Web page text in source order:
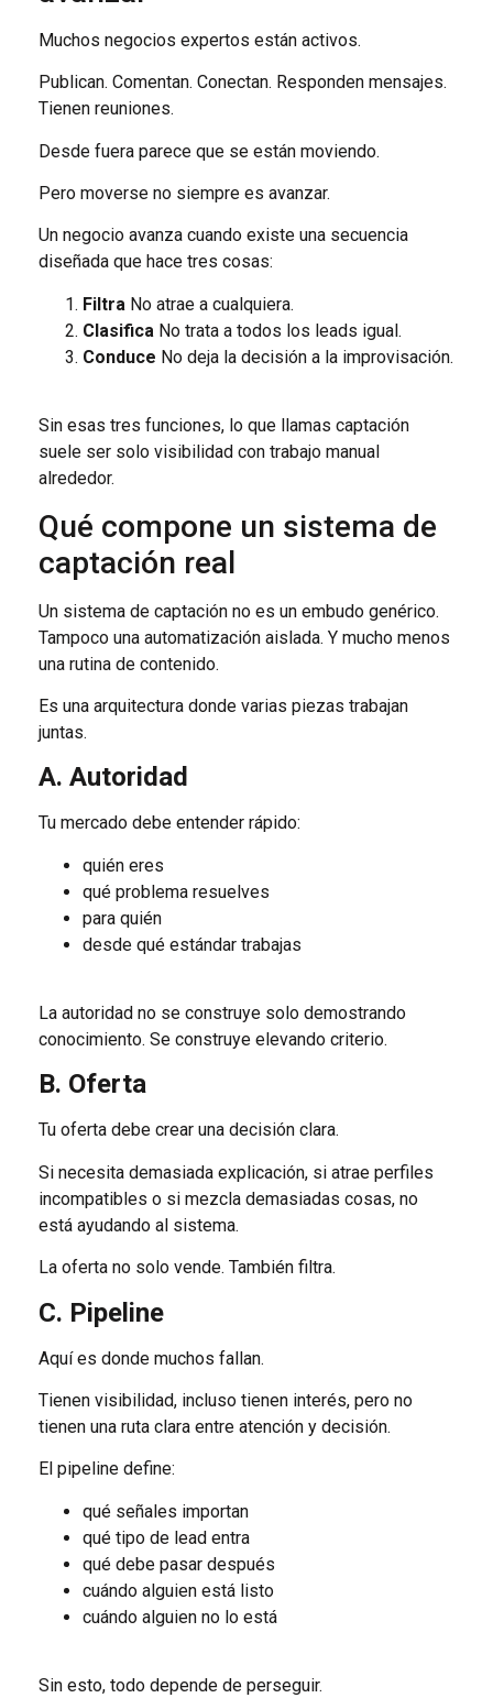
Muchos negocios expertos están activos.
Publican. Comentan. Conectan. Responden mensajes.
Tienen reuniones.
Desde fuera parece que se están moviendo.
Pero moverse no siempre es avanzar.
Un negocio avanza cuando existe una secuencia
diseñada que hace tres cosas:
Filtra No atrae a cualquiera.
Clasifica No trata a todos los leads igual.
Conduce No deja la decisión a la improvisación.
Sin esas tres funciones, lo que llamas captación
suele ser solo visibilidad con trabajo manual
alrededor.
Qué compone un sistema de
captación real
Un sistema de captación no es un embudo genérico.
Tampoco una automatización aislada. Y mucho menos
una rutina de contenido.
Es una arquitectura donde varias piezas trabajan
juntas.
A. Autoridad
Tu mercado debe entender rápido:
quién eres
qué problema resuelves
para quién
desde qué estándar trabajas
La autoridad no se construye solo demostrando
conocimiento. Se construye elevando criterio.
B. Oferta
Tu oferta debe crear una decisión clara.
Si necesita demasiada explicación, si atrae perfiles
incompatibles o si mezcla demasiadas cosas, no
está ayudando al sistema.
La oferta no solo vende. También filtra.
C. Pipeline
Aquí es donde muchos fallan.
Tienen visibilidad, incluso tienen interés, pero no
tienen una ruta clara entre atención y decisión.
El pipeline define:
qué señales importan
qué tipo de lead entra
qué debe pasar después
cuándo alguien está listo
cuándo alguien no lo está
Sin esto, todo depende de perseguir.